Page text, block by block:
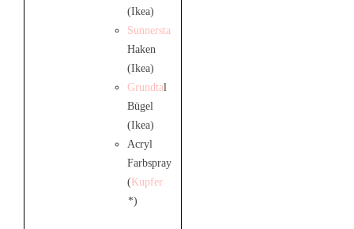
(Ikea)
Sunnersta
Haken
(Ikea)
Grundtal
Bügel
(Ikea)
Acryl
Farbspray
( Kupfer
*)